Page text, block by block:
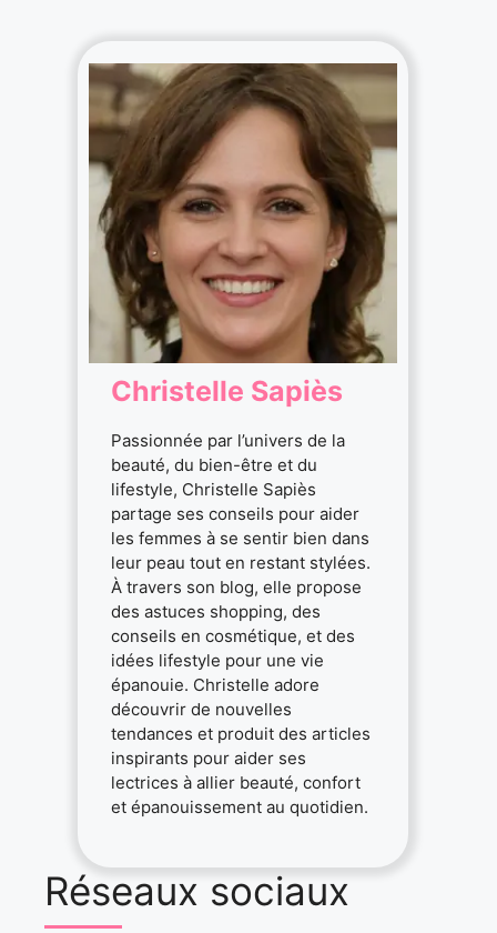
Christelle Sapiès
Passionnée par l’univers de la
beauté, du bien-être et du
lifestyle, Christelle Sapiès
partage ses conseils pour aider
les femmes à se sentir bien dans
leur peau tout en restant stylées.
À travers son blog, elle propose
des astuces shopping, des
conseils en cosmétique, et des
idées lifestyle pour une vie
épanouie. Christelle adore
découvrir de nouvelles
tendances et produit des articles
inspirants pour aider ses
lectrices à allier beauté, confort
et épanouissement au quotidien.
Réseaux sociaux